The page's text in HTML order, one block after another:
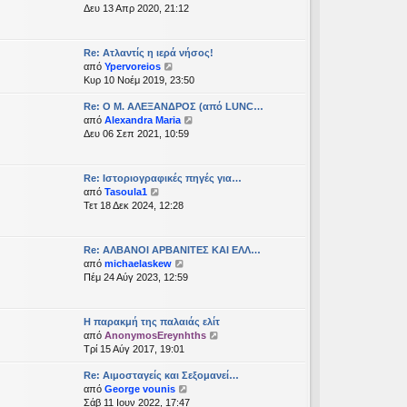
ρ
ο
λ
ή
η
ς
τ
υ
τ
α
α
ς
δ
η
ο
σ
ί
ε
υ
σ
η
ς
Δευ 13 Απρ 2020, 21:12
Re: Ατλαντίς η ιερά νήσος!
από Ypervoreios
ρ
ο
β
ο
λ
η
τ
υ
τ
α
α
ς
δ
η
μ
ο
σ
Κυρ 10 Νοέμ 2019, 23:50
Re: Ο Μ. ΑΛΕΞΑΝΔΡΟΣ (από LUNC…
από Alexandra Maria
ο
τ
υ
τ
α
α
ς
Δευ 06 Σεπ 2021, 10:59
Re: Ιστοριογραφικές πηγές για…
από Tasoula1
ρ
ο
λ
ή
τ
ε
λ
υ
τ
Τετ 18 Δεκ 2024, 12:28
Re: ΑΛΒΑΝΟΙ ΑΡΒΑΝΙΤΕΣ ΚΑΙ ΕΛΛ…
από michaelaskew
ρ
ο
λ
η
ς
τ
Πέμ 24 Αύγ 2023, 12:59
Η παρακμή της παλαιάς ελίτ
από AnonymosEreynhths
ο
β
Τρί 15 Αύγ 2017, 19:01
Re: Αιμοσταγείς και Σεξομανεί…
από George vounis
ρ
Σάβ 11 Ιουν 2022, 17:47